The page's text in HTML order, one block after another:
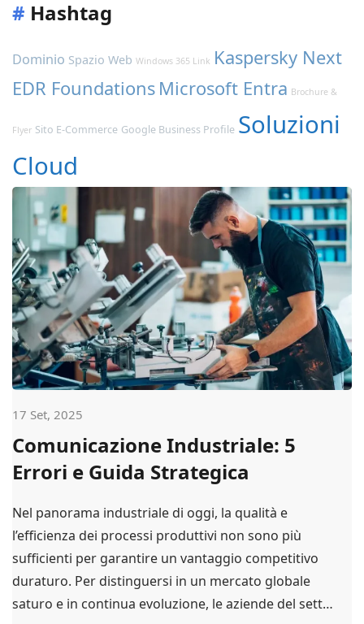
17 Set, 2025
Comunicazione Industriale: 5
Errori e Guida Strategica
Nel panorama industriale di oggi, la qualità e
l’efficienza dei processi produttivi non sono più
sufficienti per garantire un vantaggio competitivo
duraturo. Per distinguersi in un mercato globale
saturo e in continua evoluzione, le aziende del sett…
# Hashtag
Dominio Spazio Web Windows 365 Link Kaspersky Next
EDR Foundations Microsoft Entra Brochure &
Flyer Sito E-Commerce Google Business Profile Soluzioni
Cloud